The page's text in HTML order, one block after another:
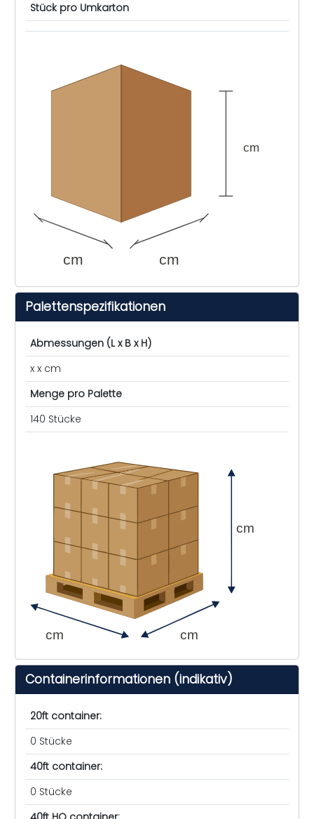
Stück pro Umkarton
cm cm
cm
Palettenspezifikationen
Abmessungen (L x B x H)
x x cm
Menge pro Palette
140 Stücke
cm cm
cm
Containerinformationen (indikativ)
20ft container:
0 Stücke
40ft container:
0 Stücke